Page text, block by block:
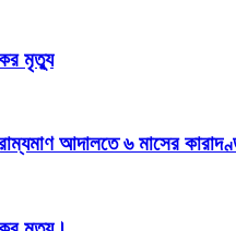
মৃত্যু
আদালতে ৬ মাসের